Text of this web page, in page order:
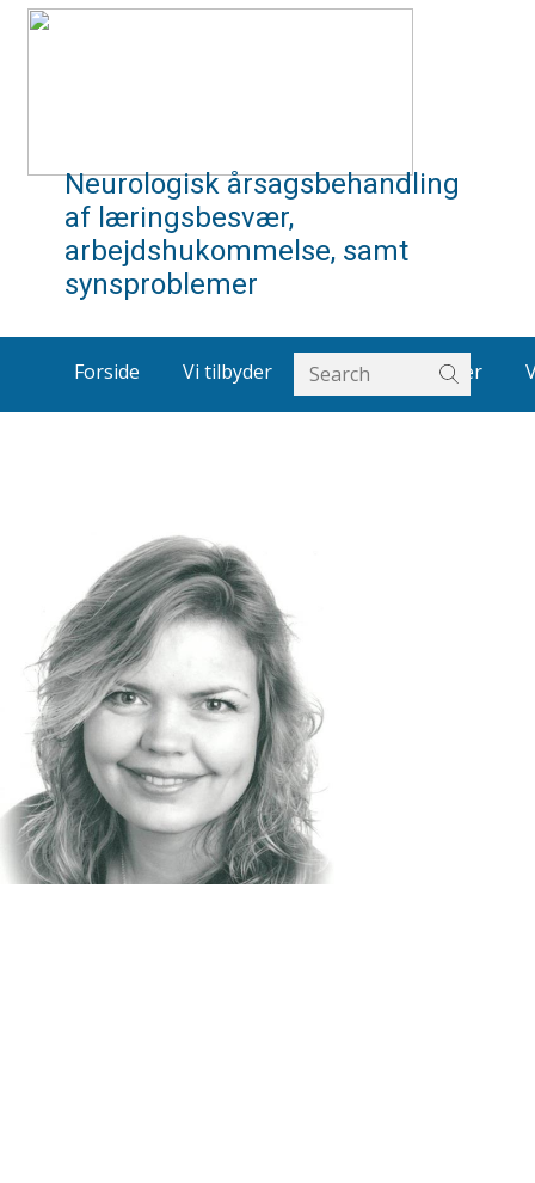
Neurologisk årsagsbehandling
af læringsbesvær,
arbejdshukommelse, samt
synsproblemer
Forside Vi tilbyder Om os Artikler